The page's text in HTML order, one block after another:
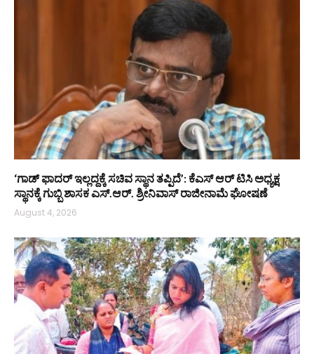
‘ಗಾಡ್ ಫಾದರ್ ಇಲ್ಲದ್ದಕ್ಕೆ ಸಚಿವ ಸ್ಥಾನ ತಪ್ಪಿದೆ’: ಕೆಎಸ್‌ ಆರ್‌ ಟಿಸಿ ಅಧ್ಯಕ್ಷ
ಸ್ಥಾನಕ್ಕೆ ಗುಬ್ಬಿ ಶಾಸಕ ಎಸ್‌.ಆರ್. ಶ್ರೀನಿವಾಸ್ ರಾಜೀನಾಮೆ ಘೋಷಣೆ
August 4, 2026